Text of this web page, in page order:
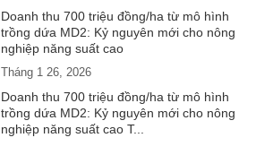
Doanh thu 700 triệu đồng/ha từ mô hình
trồng dứa MD2: Kỷ nguyên mới cho nông
nghiệp năng suất cao
Tháng 1 26, 2026
Doanh thu 700 triệu đồng/ha từ mô hình
trồng dứa MD2: Kỷ nguyên mới cho nông
nghiệp năng suất cao T...